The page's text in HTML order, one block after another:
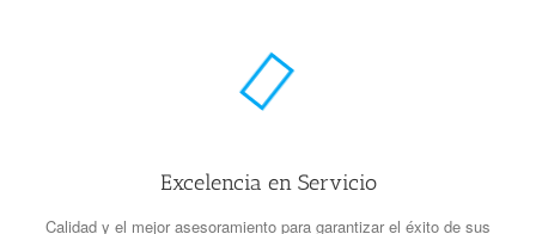
Excelencia en Servicio
Calidad y el mejor asesoramiento para garantizar el éxito de sus